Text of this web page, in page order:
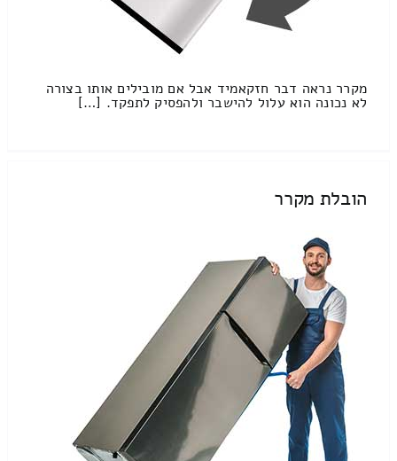
מקרר נראה דבר חזקאמיד אבל אם מובילים אותו בצורה
לא נכונה הוא עלול להישבר ולהפסיק לתפקד. […]
הובלת מקרר